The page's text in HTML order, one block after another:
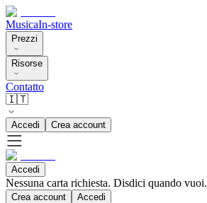
MusicaIn-store
Prezzi
Risorse
Contatto
🇮🇹
Accedi Crea account
Accedi
Nessuna carta richiesta. Disdici quando vuoi.
Crea account Accedi